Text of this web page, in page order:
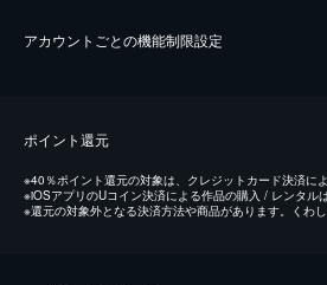
アカウントごとの機能制限設定
ポイント還元
※40％ポイント還元の対象は、クレジットカード決済に
※iOSアプリのUコイン決済による作品の購入 / レンタル
※還元の対象外となる決済方法や商品があります。くわ